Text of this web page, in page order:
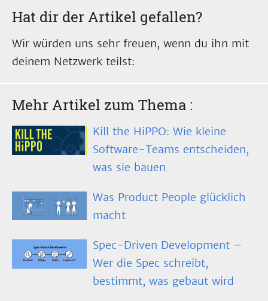
Hat dir der Artikel gefallen?
Wir würden uns sehr freuen, wenn du ihn mit
deinem Netzwerk teilst:
Mehr Artikel zum Thema :
Kill the HiPPO: Wie kleine
Software-Teams entscheiden,
was sie bauen
Was Product People glücklich
macht
Spec-Driven Development –
Wer die Spec schreibt,
bestimmt, was gebaut wird